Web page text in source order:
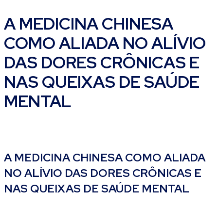
A MEDICINA CHINESA
COMO ALIADA NO ALÍVIO
DAS DORES CRÔNICAS E
NAS QUEIXAS DE SAÚDE
MENTAL
A MEDICINA CHINESA COMO ALIADA
NO ALÍVIO DAS DORES CRÔNICAS E
NAS QUEIXAS DE SAÚDE MENTAL